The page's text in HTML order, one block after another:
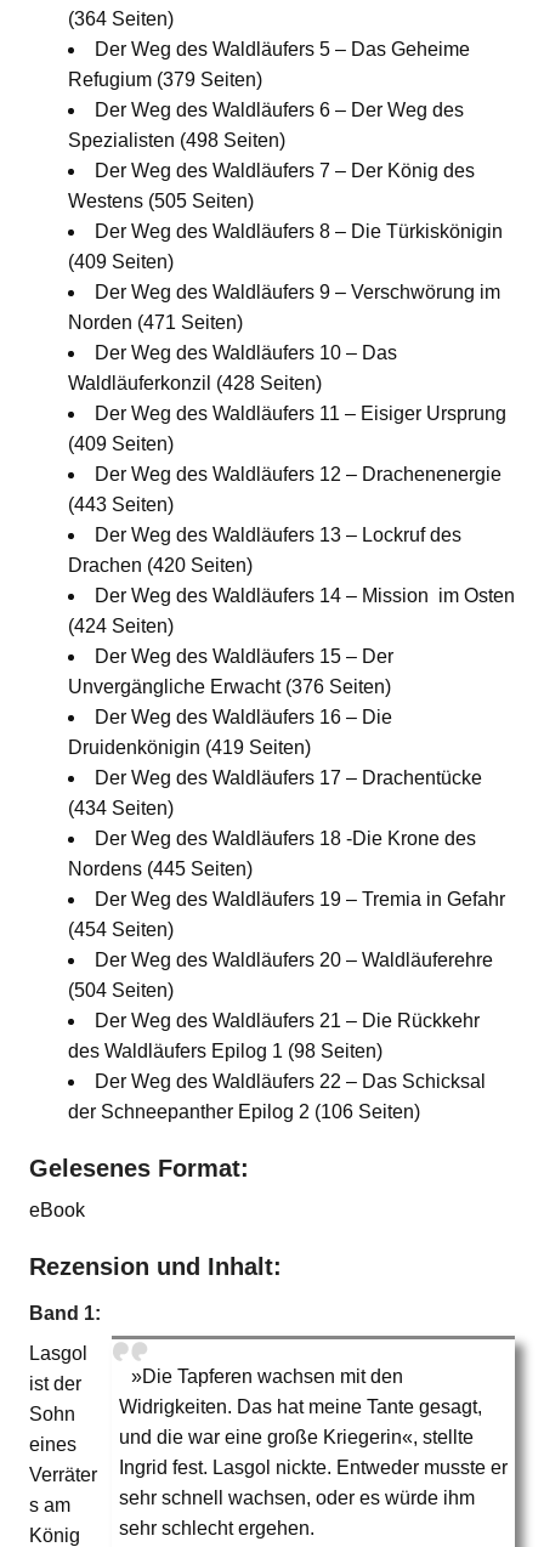
(364 Seiten)
Der Weg des Waldläufers 5 – Das Geheime
Refugium (379 Seiten)
Der Weg des Waldläufers 6 – Der Weg des
Spezialisten (498 Seiten)
Der Weg des Waldläufers 7 – Der König des
Westens (505 Seiten)
Der Weg des Waldläufers 8 – Die Türkiskönigin
(409 Seiten)
Der Weg des Waldläufers 9 – Verschwörung im
Norden (471 Seiten)
Der Weg des Waldläufers 10 – Das
Waldläuferkonzil (428 Seiten)
Der Weg des Waldläufers 11 – Eisiger Ursprung
(409 Seiten)
Der Weg des Waldläufers 12 – Drachenenergie
(443 Seiten)
Der Weg des Waldläufers 13 – Lockruf des
Drachen (420 Seiten)
Der Weg des Waldläufers 14 – Mission im Osten
(424 Seiten)
Der Weg des Waldläufers 15 – Der
Unvergängliche Erwacht (376 Seiten)
Der Weg des Waldläufers 16 – Die
Druidenkönigin (419 Seiten)
Der Weg des Waldläufers 17 – Drachentücke
(434 Seiten)
Der Weg des Waldläufers 18 -Die Krone des
Nordens (445 Seiten)
Der Weg des Waldläufers 19 – Tremia in Gefahr
(454 Seiten)
Der Weg des Waldläufers 20 – Waldläuferehre
(504 Seiten)
Der Weg des Waldläufers 21 – Die Rückkehr
des Waldläufers Epilog 1 (98 Seiten)
Der Weg des Waldläufers 22 – Das Schicksal
der Schneepanther Epilog 2 (106 Seiten)
Gelesenes Format:
eBook
Rezension und Inhalt:
Band 1:
»Die Tapferen wachsen mit den
Widrigkeiten. Das hat meine Tante gesagt,
und die war eine große Kriegerin«, stellte
Ingrid fest. Lasgol nickte. Entweder musste er
sehr schnell wachsen, oder es würde ihm
sehr schlecht ergehen.
Lasgol
ist der
Sohn
eines
Verräter
s am
König